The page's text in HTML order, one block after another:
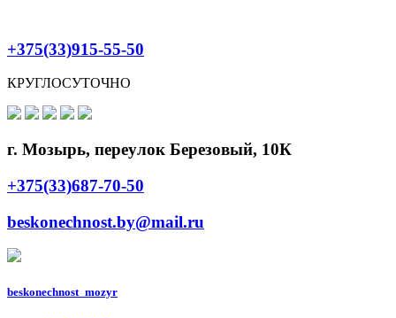
+375(33)915-55-50
КРУГЛОСУТОЧНО
г. Мозырь, переулок Березовый, 10К
+375(33)687-70-50
beskonechnost.by@mail.ru
beskonechnost_mozyr